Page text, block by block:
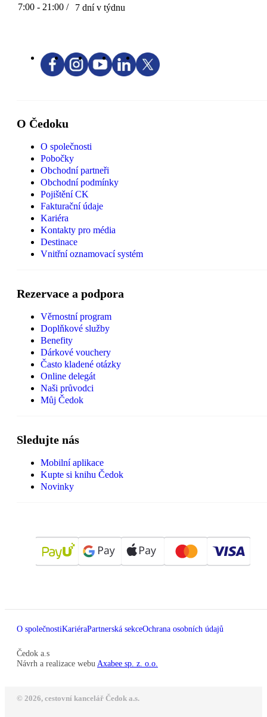
7:00 - 21:00 / 7 dní v týdnu
O Čedoku
O společnosti
Pobočky
Obchodní partneři
Obchodní podmínky
Pojištění CK
Fakturační údaje
Kariéra
Kontakty pro média
Destinace
Vnitřní oznamovací systém
Rezervace a podpora
Věrnostní program
Doplňkové služby
Benefity
Dárkové vouchery
Často kladené otázky
Online delegát
Naši průvodci
Můj Čedok
Sledujte nás
Mobilní aplikace
Kupte si knihu Čedok
Novinky
O společnostiKariéraPartnerská sekceOchrana osobních údajů
Čedok a.s
Návrh a realizace webu Axabee sp. z. o.o.
© 2026, cestovní kancelář Čedok a.s.